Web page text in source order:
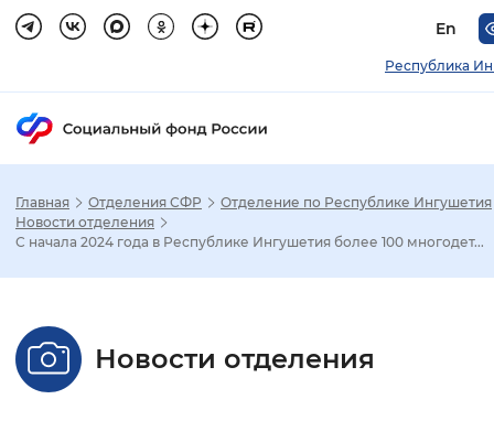
En
Республика
Настройка режима отображения
Стандартный Увеличенный
Главная Отделения СФР
Отделение по Республике Ингушетия
Новости отделения
С начала 2024 года в Республике Ингушетия более 100 многодет...
Новости отделения